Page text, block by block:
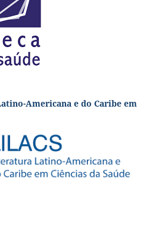
Americana e do Caribe em